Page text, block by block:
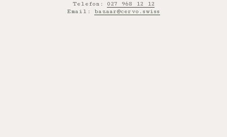
Telefon: 027 968 12 12
Email: bazaar@cervo.swiss